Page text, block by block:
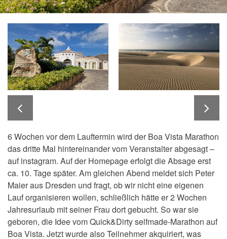
6 Wochen vor dem Lauftermin wird der Boa Vista Marathon
das dritte Mal hintereinander vom Veranstalter abgesagt –
auf instagram. Auf der Homepage erfolgt die Absage erst
ca. 10. Tage später. Am gleichen Abend meldet sich Peter
Maier aus Dresden und fragt, ob wir nicht eine eigenen
Lauf organisieren wollen, schließlich hätte er 2 Wochen
Jahresurlaub mit seiner Frau dort gebucht. So war sie
geboren, die Idee vom Quick&Dirty selfmade-Marathon auf
Boa Vista. Jetzt wurde also Teilnehmer akquiriert, was